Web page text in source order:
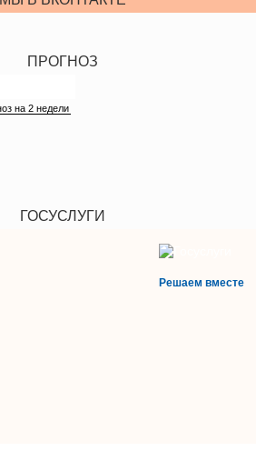
ПРОГНОЗ
ГОСУСЛУГИ
Решаем вместе